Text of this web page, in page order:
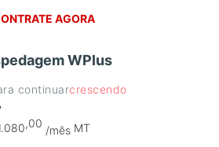
AGORA
WPlus
continuarcrescendo
,00
/mês MT